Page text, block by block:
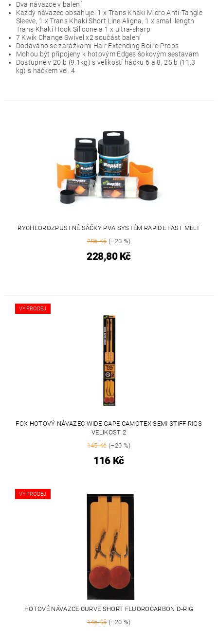
Dva návazce v balení
Každý návazec obsahuje: 1 x Trans Khaki Micro Anti-Tangle
Sleeve, 1 x Trans Khaki Short Line Aligna, 1 x small length
Trans Khaki Hook Silicone a 1 x ultra-sharp
7 Kwik Change Swivel x2 součást balení
Dodáváno se zarážkami Hair Extending Boilie Props
Mohou být připojeny k hotovým Edges šokovým sestavám
Dostupné v 20lb (9.1kg) s velikostí háčku 6 a 8, 25lb (11.3
kg) s háčkem vel. 4
RYCHLOROZPUSTNÉ SÁČKY PVA SYSTÉM RAPIDE FAST MELT
286 Kč(–20 %)
228,80 Kč
VÝPRODEJ
FOX HOTOVÝ NÁVAZEC WIDE GAPE CAMOTEX SEMI STIFF RIGS
VELIKOST 2
145 Kč(–20 %)
116 Kč
VÝPRODEJ
HOTOVÉ NÁVAZCE CURVE SHORT FLUOROCARBON D-RIG
145 Kč(–20 %)